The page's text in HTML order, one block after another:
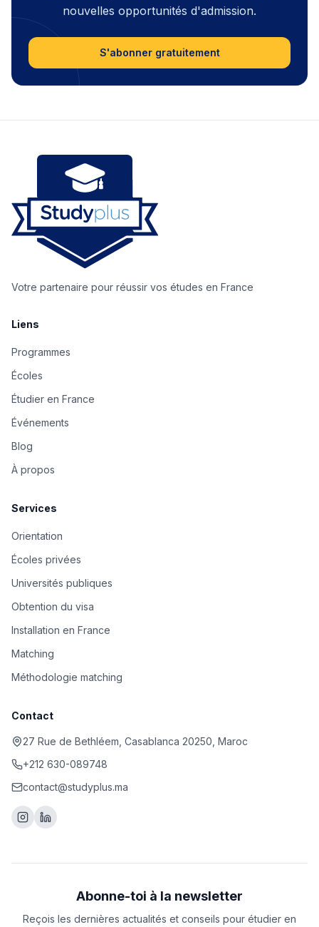
nouvelles opportunités d'admission.
S'abonner gratuitement
Votre partenaire pour réussir vos études en France
Liens
Programmes
Écoles
Étudier en France
Événements
Blog
À propos
Services
Orientation
Écoles privées
Universités publiques
Obtention du visa
Installation en France
Matching
Méthodologie matching
Contact
27 Rue de Bethléem, Casablanca 20250, Maroc
+212 630-089748
contact@studyplus.ma
Abonne-toi à la newsletter
Reçois les dernières actualités et conseils pour étudier en